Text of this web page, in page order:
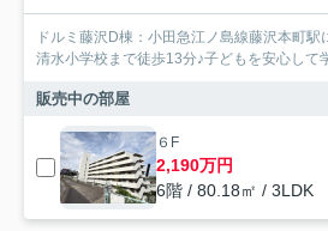
ドルミ藤沢D棟：小田急江ノ島線藤沢本町駅
清水小学校まで徒歩13分♪子どもを安心して
販売中の部屋
６F
2,190万円
6階 / 80.18㎡ / 3LDK